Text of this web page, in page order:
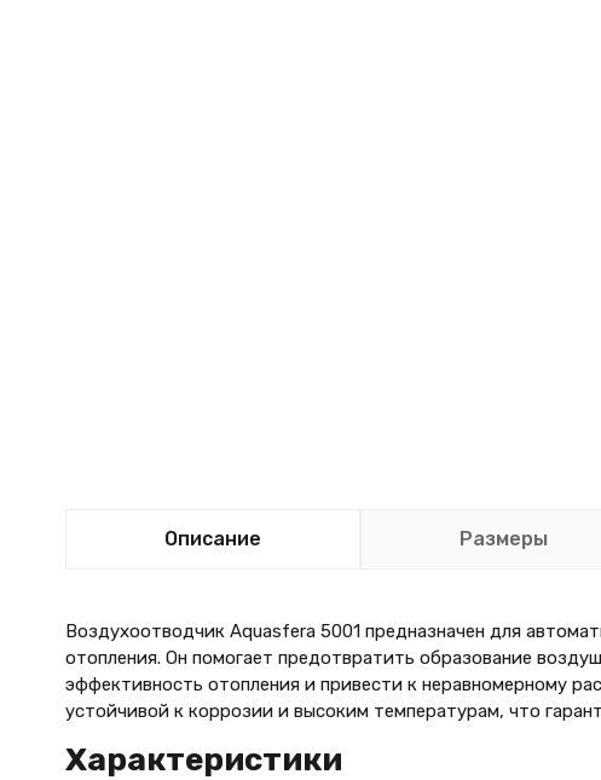
Описание Размеры
Воздухоотводчик Aquasfera 5001 предназначен для
отопления. Он помогает предотвратить образование
эффективность отопления и привести к неравномерному
устойчивой к коррозии и высоким температурам, что
Характеристики